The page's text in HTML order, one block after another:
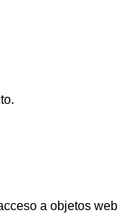
a objetos